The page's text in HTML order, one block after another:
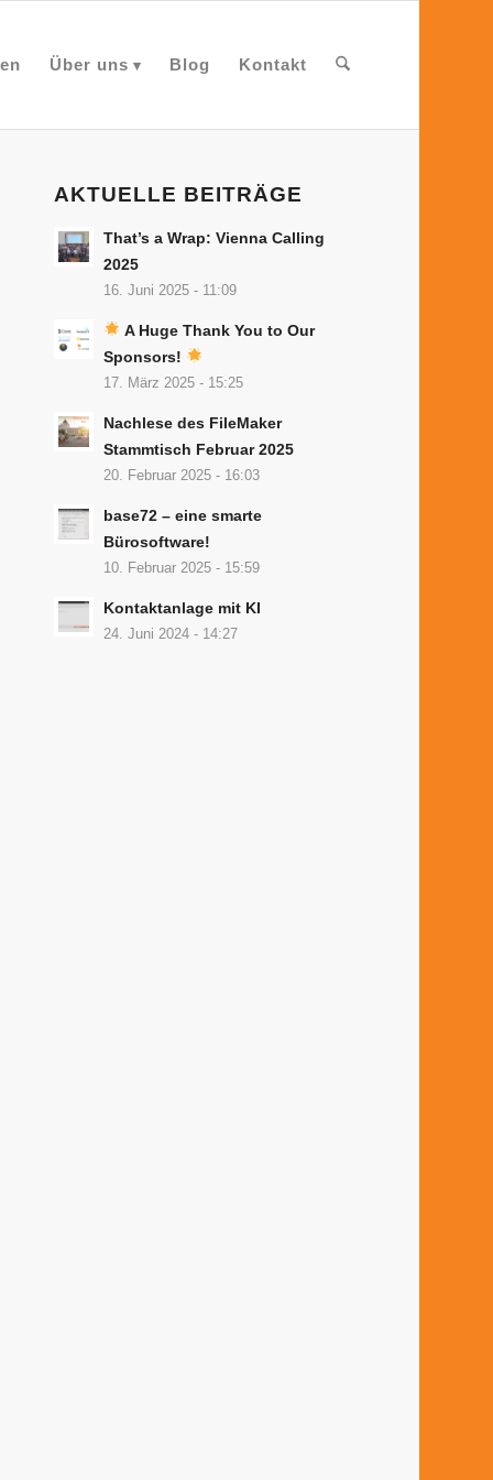
Über uns Blog Kontakt
AKTUELLE BEITRÄGE
That’s a Wrap: Vienna Calling
2025
16. Juni 2025 - 11:09
A Huge Thank You to Our
Sponsors!
17. März 2025 - 15:25
Nachlese des FileMaker
Stammtisch Februar 2025
20. Februar 2025 - 16:03
base72 – eine smarte
Bürosoftware!
10. Februar 2025 - 15:59
Kontaktanlage mit KI
24. Juni 2024 - 14:27